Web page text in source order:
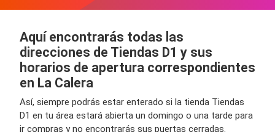
Aquí encontrarás todas las
direcciones de Tiendas D1 y sus
horarios de apertura correspondientes
en La Calera
Así, siempre podrás estar enterado si la tienda Tiendas
D1 en tu área estará abierta un domingo o una tarde para
ir compras y no encontrarás sus puertas cerradas.